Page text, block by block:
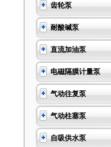
齿轮泵
耐酸碱泵
直流加油泵
电磁隔膜计量泵
气动往复泵
气动柱塞泵
自吸供水泵